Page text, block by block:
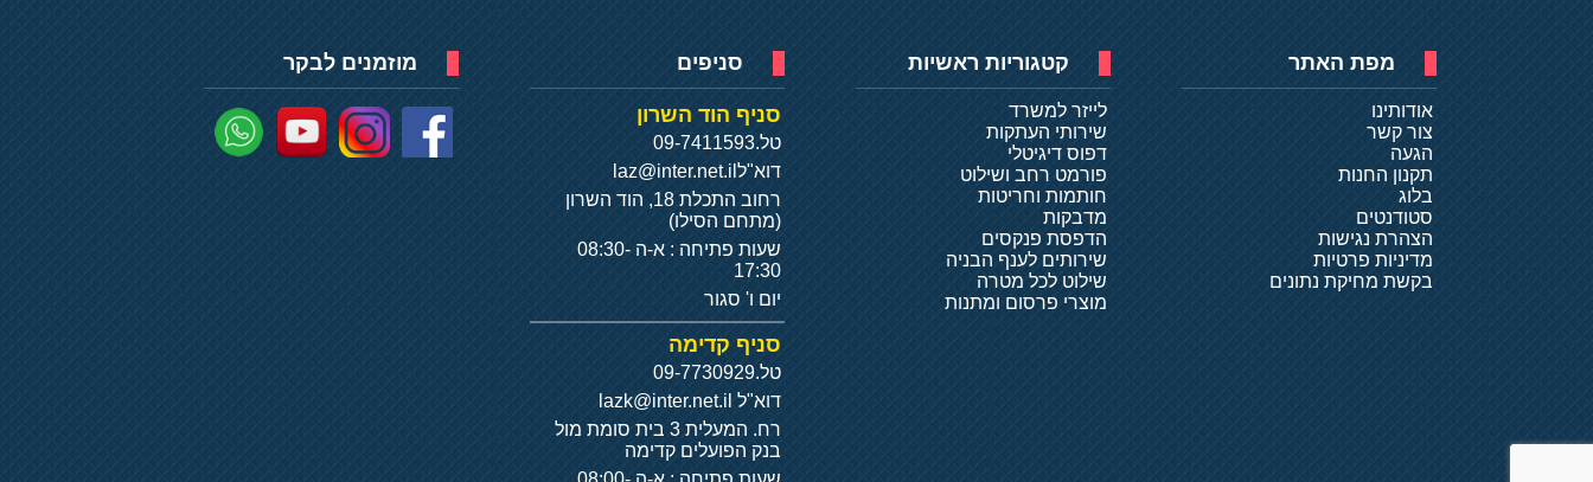
מפת האתר
אודותינו
צור קשר
הגעה
תקנון החנות
בלוג
סטודנטים
הצהרת נגישות
מדיניות פרטיות
בקשת מחיקת נתונים
קטגוריות ראשיות
לייזר למשרד
שירותי העתקות
דפוס דיגיטלי
פורמט רחב ושילוט
חותמות וחריטות
מדבקות
הדפסת פנקסים
שירותים לענף הבניה
שילוט לכל מטרה
מוצרי פרסום ומתנות
סניפים
סניף הוד השרון
טל.09-7411593
דוא"ל laz@inter.net.il
רחוב התכלת 18, הוד השרון
(מתחם הסילו)
שעות פתיחה : א-ה 08:30-
17:30
יום ו' סגור
סניף קדימה
טל.09-7730929
דוא"ל
רח. המעלית 3 בית סומת מול
בנק הפועלים קדימה
מוזמנים לבקר